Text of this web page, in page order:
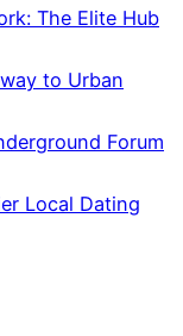
The Elite Hub
to Urban
Forum
Local Dating